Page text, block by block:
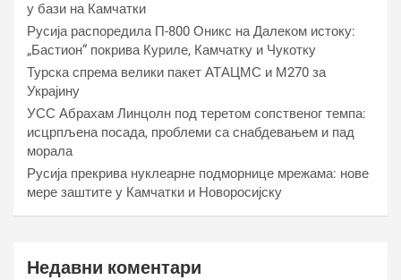
у бази на Камчатки
Русија распоредила П-800 Оникс на Далеком истоку:
„Бастион“ покрива Куриле, Камчатку и Чукотку
Турска спрема велики пакет АТАЦМС и М270 за
Украјину
УСС Абрахам Линцолн под теретом сопственог темпа:
исцрпљена посада, проблеми са снабдевањем и пад
морала
Русија прекрива нуклеарне подморнице мрежама: нове
мере заштите у Камчатки и Новоросијску
Недавни коментари